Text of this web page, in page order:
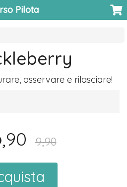
Pilota
osservare e rilasciare!
,90 9,90